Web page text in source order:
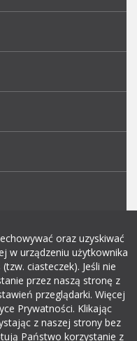
oraz uzyskiwać
w urządzeniu użytkownika
ciasteczek). Jeśli nie
przez naszą stronę z
przeglądarki. Więcej
Prywatności. Klikając
z naszej strony bez
Państwo korzystanie z